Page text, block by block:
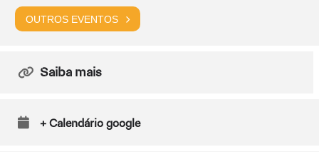
OUTROS EVENTOS
Saiba mais
+ Calendário google